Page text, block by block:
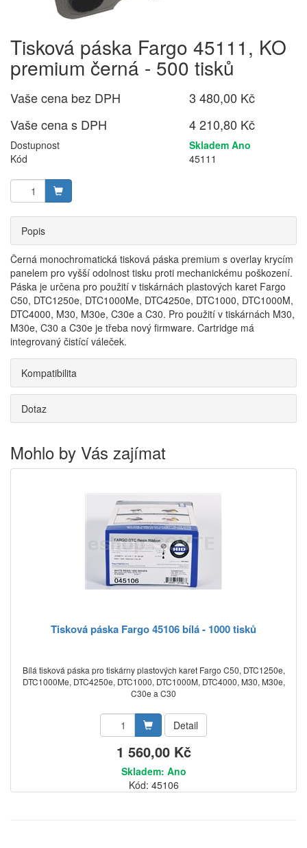
Tisková páska Fargo 45111, KO
premium černá - 500 tisků
Vaše cena bez DPH
3 480,00 Kč
Vaše cena s DPH
4 210,80 Kč
Dostupnost
Skladem Ano
Kód
45111
Popis
Černá monochromatická tisková páska premium s overlay krycím
panelem pro vyšší odolnost tisku proti mechanickému poškození.
Páska je určena pro použití v tiskárnách plastových karet Fargo
C50, DTC1250e, DTC1000Me, DTC4250e, DTC1000, DTC1000M,
DTC4000, M30, M30e, C30e a C30. Pro použití v tiskárnách M30,
M30e, C30 a C30e je třeba nový firmware. Cartridge má
integrovaný čistící váleček.
Kompatibilita
Dotaz
Mohlo by Vás zajímat
Tisková páska Fargo 45106 bílá - 1000 tisků
Bílá tisková páska pro tiskárny plastových karet Fargo C50, DTC1250e,
DTC1000Me, DTC4250e, DTC1000, DTC1000M, DTC4000, M30, M30e,
C30e a C30
Detail
1 560,00 Kč
Skladem: Ano
Kód: 45106